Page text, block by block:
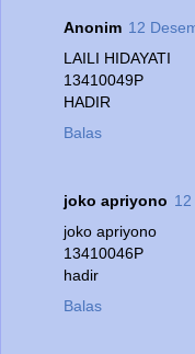
Anonim 12
LAILI HIDAYATI
13410049P
HADIR
Balas
joko apriyono
joko apriyono
13410046P
hadir
Balas